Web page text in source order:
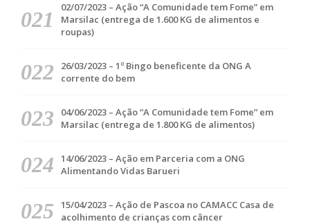
02/07/2023 – Ação “A Comunidade tem Fome” em
Marsilac (entrega de 1.600 KG de alimentos e
roupas)
26/03/2023 – 1º Bingo beneficente da ONG A
corrente do bem
04/06/2023 – Ação “A Comunidade tem Fome” em
Marsilac (entrega de 1.800 KG de alimentos)
14/06/2023 – Ação em Parceria com a ONG
Alimentando Vidas Barueri
15/04/2023 – Ação de Pascoa no CAMACC Casa de
acolhimento de crianças com câncer